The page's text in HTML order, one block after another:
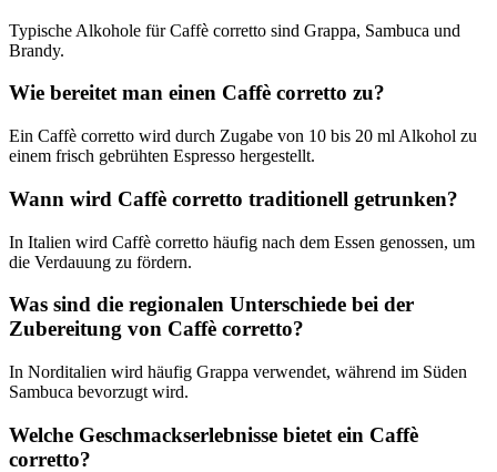
Typische Alkohole für Caffè corretto sind Grappa, Sambuca und
Brandy.
Wie bereitet man einen Caffè corretto zu?
Ein Caffè corretto wird durch Zugabe von 10 bis 20 ml Alkohol zu
einem frisch gebrühten Espresso hergestellt.
Wann wird Caffè corretto traditionell getrunken?
In Italien wird Caffè corretto häufig nach dem Essen genossen, um
die Verdauung zu fördern.
Was sind die regionalen Unterschiede bei der
Zubereitung von Caffè corretto?
In Norditalien wird häufig Grappa verwendet, während im Süden
Sambuca bevorzugt wird.
Welche Geschmackserlebnisse bietet ein Caffè
corretto?